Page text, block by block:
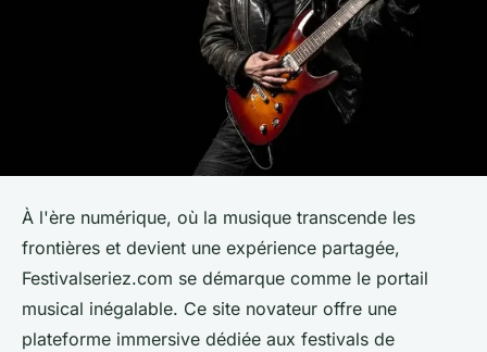
À l'ère numérique, où la musique transcende les
frontières et devient une expérience partagée,
Festivalseriez.com se démarque comme le portail
musical inégalable. Ce site novateur offre une
plateforme immersive dédiée aux festivals de